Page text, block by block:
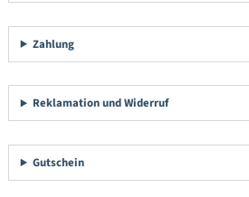
Zahlung
Reklamation und Widerruf
Gutschein